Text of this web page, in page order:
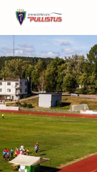
Siirry
sivun
sisältöön
Saarijärven Pullistus